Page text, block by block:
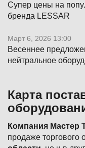
Супер цены на
бренда LESSAR
Март 6, 2026 13:00
Весеннее
нейтральное
Карта
Компания Мастер
продаже торгового